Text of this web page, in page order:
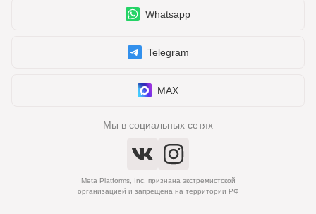
Whatsapp
Telegram
MAX
Мы в социальных сетях
Meta Platforms, Inc. признана экстремистской
организацией и запрещена на территории РФ